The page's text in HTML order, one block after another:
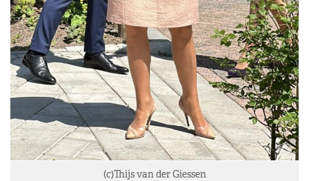
(c)Thijs van der Giessen